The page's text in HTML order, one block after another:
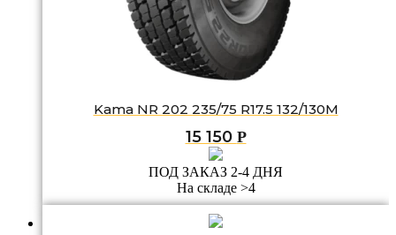
Kama NR 202 235/75 R17.5 132/130M
15 150 Р
ПОД ЗАКАЗ 2-4 ДНЯ
На складе >4